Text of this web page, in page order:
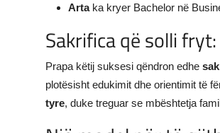
Artaka kryer Bachelor në
Sakrifica që solli
Prapa këtij suksesi qëndron edhe
plotësisht edukimit dhe orientimit të
tyre, duke treguar se mbështetja